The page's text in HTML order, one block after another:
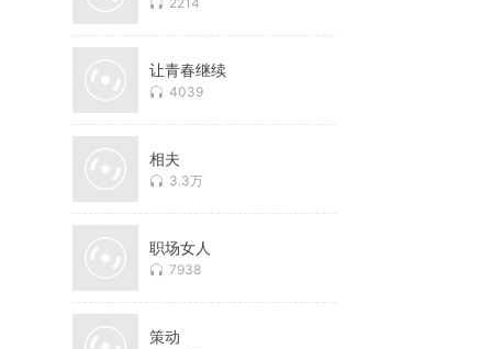
让青春继续
4039
相夫
3.3万
职场女人
7938
策动